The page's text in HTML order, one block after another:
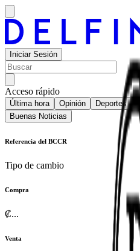
Iniciar Sesión
Acceso rápido
Última hora Opinión Deportes
Buenas Noticias
Referencia del BCCR
Tipo de cambio
Compra
₡...
Venta